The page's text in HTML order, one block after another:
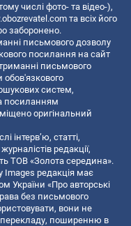
числі фото- та відео-),
та всіх його
заборонено.
письмового дозволу
посилання на сайт
письмового
обов'язкового
систем,
посиланням
оригінальний
інтерв’ю, статті,
редакції,
ТОВ «Золота середина».
Images редакція має
України «Про авторські
без письмового
вони не
поширенню в